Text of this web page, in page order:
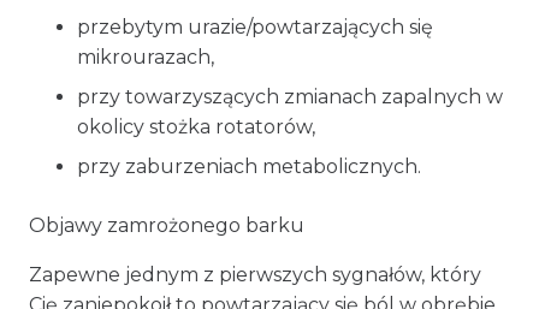
przebytym urazie/powtarzających się
mikrourazach,
przy towarzyszących zmianach zapalnych w
okolicy stożka rotatorów,
przy zaburzeniach metabolicznych.
Objawy zamrożonego barku
Zapewne jednym z pierwszych sygnałów, który
Cię zaniepokoił to powtarzający się ból w obrębie